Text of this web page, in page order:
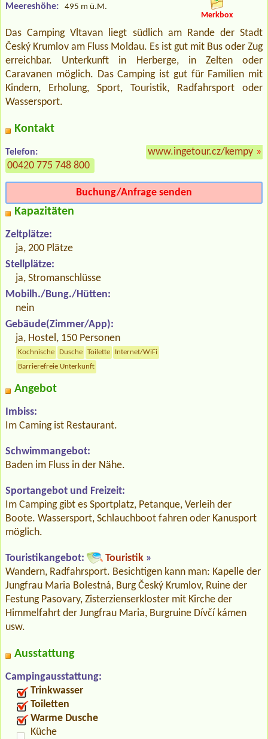
Meereshöhe:
495 m ü.M.
Merkbox
Das Camping Vltavan liegt südlich am Rande der Stadt
Český Krumlov am Fluss Moldau. Es ist gut mit Bus oder Zug
erreichbar. Unterkunft in Herberge, in Zelten oder
Caravanen möglich. Das Camping ist gut für Familien mit
Kindern, Erholung, Sport, Touristik, Radfahrsport oder
Wassersport.
Kontakt
Telefon:
00420 775 748 800
www.ingetour.cz/kempy »
Buchung/Anfrage senden
Kapazitäten
Zeltplätze:
ja, 200 Plätze
Stellplätze:
ja, Stromanschlüsse
Mobilh./Bung./Hütten:
nein
Gebäude(Zimmer/App):
ja, Hostel, 150 Personen
Kochnische Dusche Toilette
Internet/WiFi
Barrierefreie Unterkunft
Angebot
Imbiss:
Im Caming ist Restaurant.
Schwimmangebot:
Baden im Fluss in der Nähe.
Sportangebot und Freizeit:
Im Camping gibt es Sportplatz, Petanque, Verleih der
Boote. Wassersport, Schlauchboot fahren oder Kanusport
möglich.
Touristikangebot: Touristik »
Wandern, Radfahrsport. Besichtigen kann man: Kapelle der
Jungfrau Maria Bolestná, Burg Český Krumlov, Ruine der
Festung Pasovary, Zisterzienserkloster mit Kirche der
Himmelfahrt der Jungfrau Maria, Burgruine Dívčí kámen
usw.
Ausstattung
Campingausstattung:
Trinkwasser
Toiletten
Warme Dusche
Küche